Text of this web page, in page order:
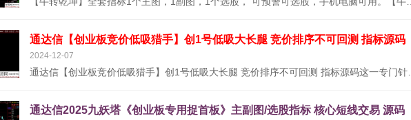
通达信【创业板竞价低吸猎手】创1号低吸大长腿 竞价排序不可回测 指标源码
2024-12-07
通达信2025九妖塔《创业板专用捉首板》主副图/选股指标 核心短线交易 源码